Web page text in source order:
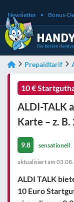
Newsletter Bonus-
Prepaidtarif
10 €
ALDI-TALK
Karte – z.
9.8 sensationell
aktualisiert am
ALDI TALK
10 Euro